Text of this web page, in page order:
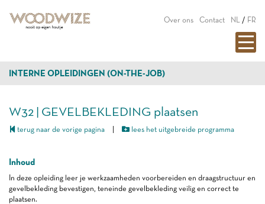
Over ons Contact NL / FR
INTERNE OPLEIDINGEN (ON-THE-JOB)
W32 | GEVELBEKLEDING plaatsen
terug naar de vorige pagina lees het uitgebreide programma
Inhoud
In deze opleiding leer je werkzaamheden voorbereiden en draagstructuur en
gevelbekleding bevestigen, teneinde gevelbekleding veilig en correct te
plaatsen.